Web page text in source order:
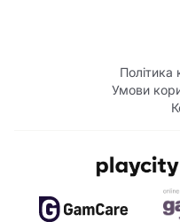
Політика
Умови